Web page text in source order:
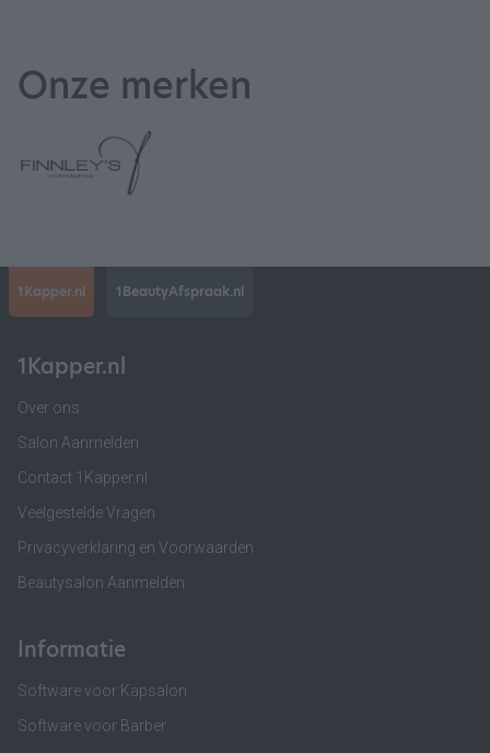
Onze merken
1Kapper.nl 1BeautyAfspraak.nl
1Kapper.nl
Over ons
Salon Aanmelden
Contact 1Kapper.nl
Veelgestelde Vragen
Privacyverklaring en Voorwaarden
Beautysalon Aanmelden
Informatie
Software voor Kapsalon
Software voor Barber